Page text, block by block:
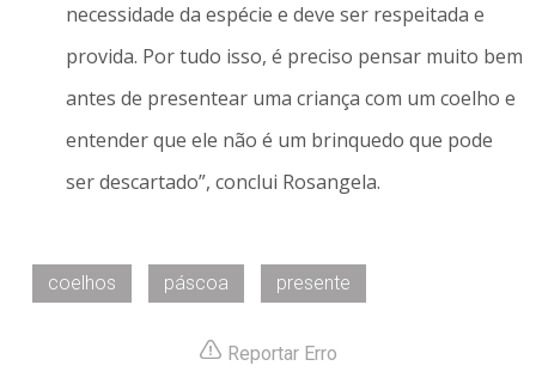
necessidade da espécie e deve ser respeitada e
provida. Por tudo isso, é preciso pensar muito bem
antes de presentear uma criança com um coelho e
entender que ele não é um brinquedo que pode
ser descartado”, conclui Rosangela.
coelhos páscoa presente
Reportar Erro